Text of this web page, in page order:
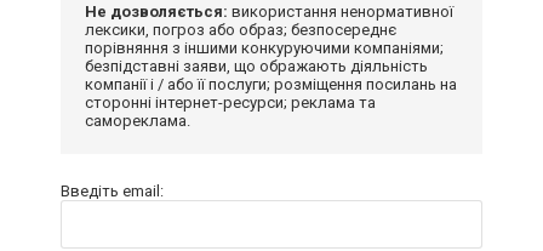
Не дозволяється: використання ненормативної
лексики, погроз або образ; безпосереднє
порівняння з іншими конкуруючими компаніями;
безпідставні заяви, що ображають діяльність
компанії і / або її послуги; розміщення посилань на
сторонні інтернет-ресурси; реклама та
самореклама.
Введіть email: